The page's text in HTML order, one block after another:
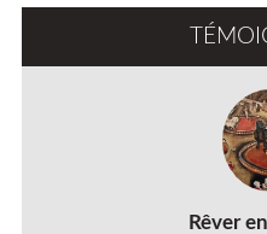
Rêver